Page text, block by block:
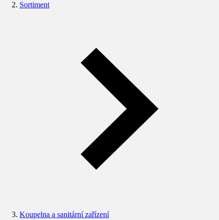
Sortiment
Koupelna a sanitární zařízení